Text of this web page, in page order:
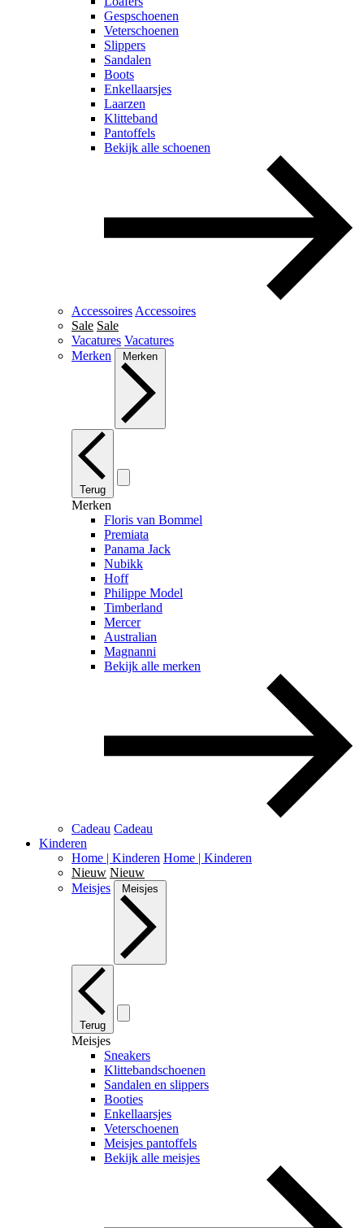
Gespschoenen
Veterschoenen
Slippers
Sandalen
Boots
Enkellaarsjes
Laarzen
Klitteband
Pantoffels
Bekijk alle schoenen
Accessoires Accessoires
Sale Sale
Vacatures Vacatures
Merken
Merken
Terug
Merken
Floris van Bommel
Premiata
Panama Jack
Nubikk
Hoff
Philippe Model
Timberland
Mercer
Australian
Magnanni
Bekijk alle merken
Cadeau Cadeau
Kinderen
Home | Kinderen Home | Kinderen
Nieuw Nieuw
Meisjes
Meisjes
Terug
Meisjes
Sneakers
Klittebandschoenen
Sandalen en slippers
Booties
Enkellaarsjes
Veterschoenen
Meisjes pantoffels
Bekijk alle meisjes